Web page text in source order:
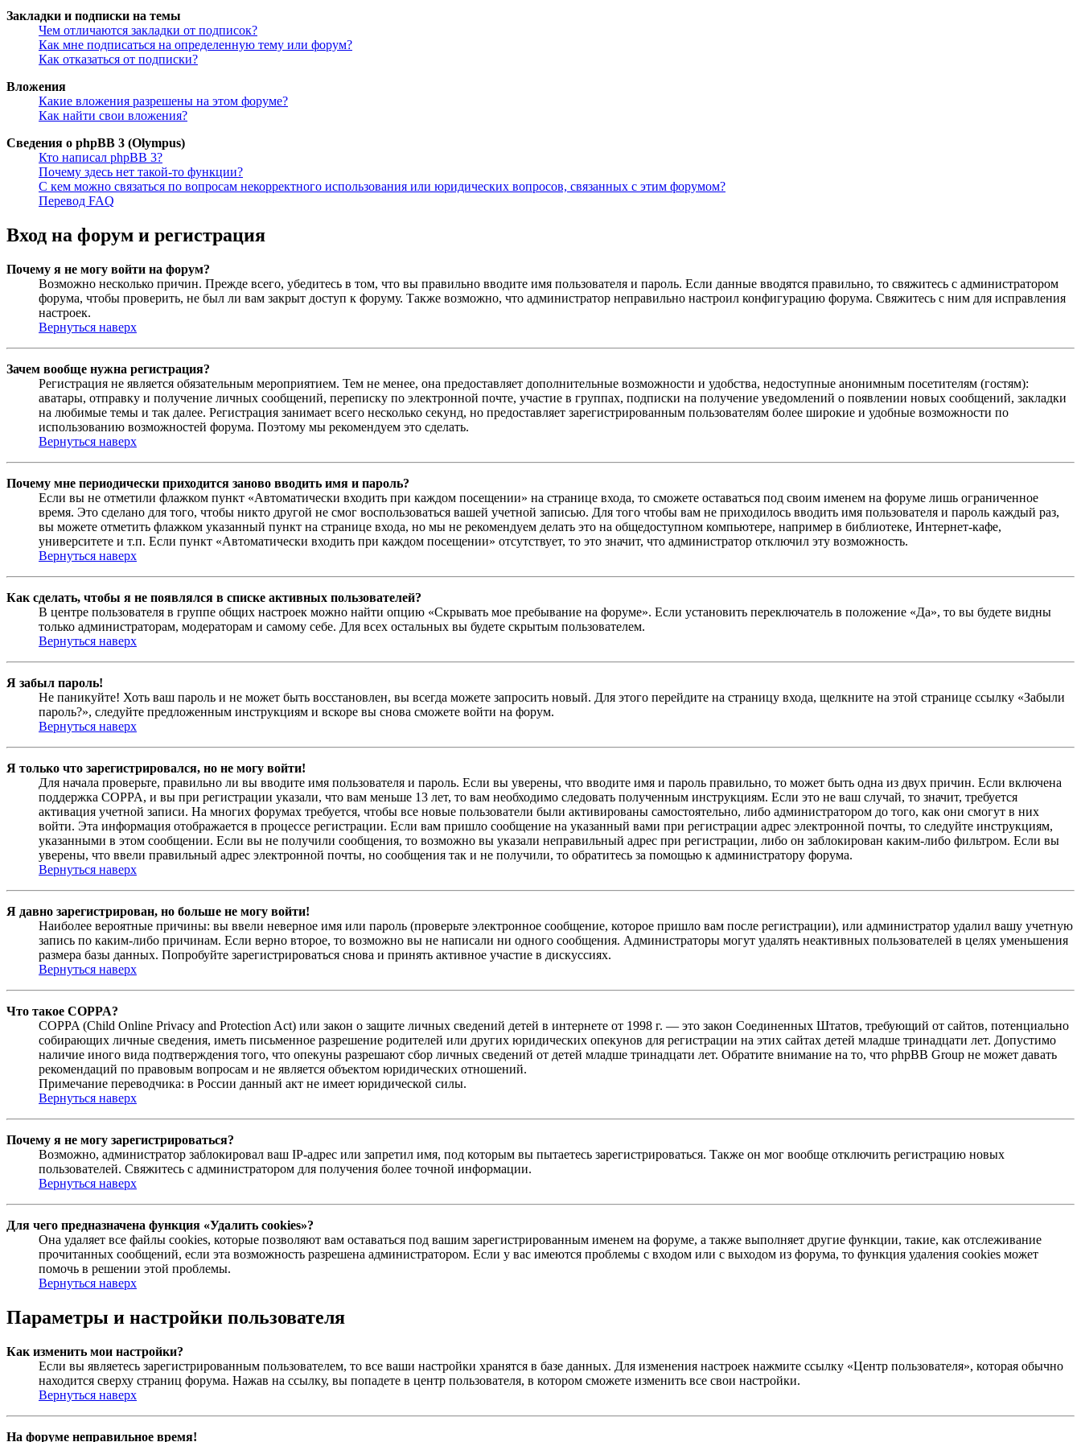
Закладки и подписки на темы
Чем отличаются закладки от подписок?
Как мне подписаться на определенную тему или форум?
Как отказаться от подписки?
Вложения
Какие вложения разрешены на этом форуме?
Как найти свои вложения?
Сведения о phpBB 3 (Olympus)
Кто написал phpBB 3?
Почему здесь нет такой-то функции?
С кем можно связаться по вопросам некорректного использования или юридических вопросов, связанных с этим форумом?
Перевод FAQ
Вход на форум и регистрация
Почему я не могу войти на форум?
Возможно несколько причин. Прежде всего, убедитесь в том, что вы правильно вводите имя пользователя и пароль. Если данные вводятся правильно, то свяжитесь с администратором
форума, чтобы проверить, не был ли вам закрыт доступ к форуму. Также возможно, что администратор неправильно настроил конфигурацию форума. Свяжитесь с ним для исправления
настроек.
Вернуться наверх
Зачем вообще нужна регистрация?
Регистрация не является обязательным мероприятием. Тем не менее, она предоставляет дополнительные возможности и удобства, недоступные анонимным посетителям (гостям):
аватары, отправку и получение личных сообщений, переписку по электронной почте, участие в группах, подписки на получение уведомлений о появлении новых сообщений, закладки
на любимые темы и так далее. Регистрация занимает всего несколько секунд, но предоставляет зарегистрированным пользователям более широкие и удобные возможности по
использованию возможностей форума. Поэтому мы рекомендуем это сделать.
Вернуться наверх
Почему мне периодически приходится заново вводить имя и пароль?
Если вы не отметили флажком пункт «Автоматически входить при каждом посещении» на странице входа, то сможете оставаться под своим именем на форуме лишь ограниченное
время. Это сделано для того, чтобы никто другой не смог воспользоваться вашей учетной записью. Для того чтобы вам не приходилось вводить имя пользователя и пароль каждый раз,
вы можете отметить флажком указанный пункт на странице входа, но мы не рекомендуем делать это на общедоступном компьютере, например в библиотеке, Интернет-кафе,
университете и т.п. Если пункт «Автоматически входить при каждом посещении» отсутствует, то это значит, что администратор отключил эту возможность.
Вернуться наверх
Как сделать, чтобы я не появлялся в списке активных пользователей?
В центре пользователя в группе общих настроек можно найти опцию «Скрывать мое пребывание на форуме». Если установить переключатель в положение «Да», то вы будете видны
только администраторам, модераторам и самому себе. Для всех остальных вы будете скрытым пользователем.
Вернуться наверх
Я забыл пароль!
Не паникуйте! Хоть ваш пароль и не может быть восстановлен, вы всегда можете запросить новый. Для этого перейдите на страницу входа, щелкните на этой странице ссылку «Забыли
пароль?», следуйте предложенным инструкциям и вскоре вы снова сможете войти на форум.
Вернуться наверх
Я только что зарегистрировался, но не могу войти!
Для начала проверьте, правильно ли вы вводите имя пользователя и пароль. Если вы уверены, что вводите имя и пароль правильно, то может быть одна из двух причин. Если включена
поддержка COPPA, и вы при регистрации указали, что вам меньше 13 лет, то вам необходимо следовать полученным инструкциям. Если это не ваш случай, то значит, требуется
активация учетной записи. На многих форумах требуется, чтобы все новые пользователи были активированы самостоятельно, либо администратором до того, как они смогут в них
войти. Эта информация отображается в процессе регистрации. Если вам пришло сообщение на указанный вами при регистрации адрес электронной почты, то следуйте инструкциям,
указанными в этом сообщении. Если вы не получили сообщения, то возможно вы указали неправильный адрес при регистрации, либо он заблокирован каким-либо фильтром. Если вы
уверены, что ввели правильный адрес электронной почты, но сообщения так и не получили, то обратитесь за помощью к администратору форума.
Вернуться наверх
Я давно зарегистрирован, но больше не могу войти!
Наиболее вероятные причины: вы ввели неверное имя или пароль (проверьте электронное сообщение, которое пришло вам после регистрации), или администратор удалил вашу учетную
запись по каким-либо причинам. Если верно второе, то возможно вы не написали ни одного сообщения. Администраторы могут удалять неактивных пользователей в целях уменьшения
размера базы данных. Попробуйте зарегистрироваться снова и принять активное участие в дискуссиях.
Вернуться наверх
Что такое COPPA?
COPPA (Child Online Privacy and Protection Act) или закон о защите личных сведений детей в интернете от 1998 г. — это закон Соединенных Штатов, требующий от сайтов, потенциально
собирающих личные сведения, иметь письменное разрешение родителей или других юридических опекунов для регистрации на этих сайтах детей младше тринадцати лет. Допустимо
наличие иного вида подтверждения того, что опекуны разрешают сбор личных сведений от детей младше тринадцати лет. Обратите внимание на то, что phpBB Group не может давать
рекомендаций по правовым вопросам и не является объектом юридических отношений.
Примечание переводчика: в России данный акт не имеет юридической силы.
Вернуться наверх
Почему я не могу зарегистрироваться?
Возможно, администратор заблокировал ваш IP-адрес или запретил имя, под которым вы пытаетесь зарегистрироваться. Также он мог вообще отключить регистрацию новых
пользователей. Свяжитесь с администратором для получения более точной информации.
Вернуться наверх
Для чего предназначена функция «Удалить cookies»?
Она удаляет все файлы cookies, которые позволяют вам оставаться под вашим зарегистрированным именем на форуме, а также выполняет другие функции, такие, как отслеживание
прочитанных сообщений, если эта возможность разрешена администратором. Если у вас имеются проблемы с входом или с выходом из форума, то функция удаления cookies может
помочь в решении этой проблемы.
Вернуться наверх
Параметры и настройки пользователя
Как изменить мои настройки?
Если вы являетесь зарегистрированным пользователем, то все ваши настройки хранятся в базе данных. Для изменения настроек нажмите ссылку «Центр пользователя», которая обычно
находится сверху страниц форума. Нажав на ссылку, вы попадете в центр пользователя, в котором сможете изменить все свои настройки.
Вернуться наверх
На форуме неправильное время!